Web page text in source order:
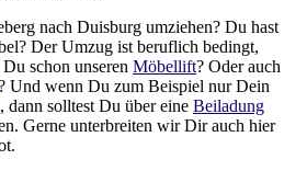
nach Duisburg umziehen? Du hast
Der Umzug ist beruflich bedingt,
schon unseren Möbellift? Oder auch
Und wenn Du zum Beispiel nur Dein
dann solltest Du über eine Beiladung
Gerne unterbreiten wir Dir auch hier